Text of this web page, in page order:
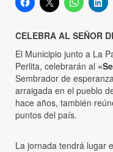
CELEBRA AL SEÑOR
El Municipio junto a La
Perlita, celebrarán al
Sembrador de
arraigada en el pueblo
hace años, también
puntos del país.
La jornada tendrá lugar